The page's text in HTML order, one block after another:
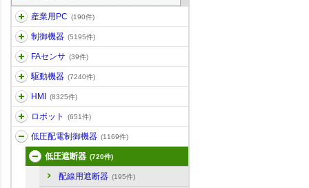
産業用PC (190件)
制御機器 (5195件)
FAセンサ (39件)
駆動機器 (7240件)
HMI (8325件)
ロボット (651件)
低圧配電制御機器 (1169件)
低圧遮断器 (720件)
配線用遮断器 (195件)